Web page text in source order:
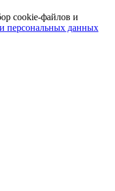
cookie-файлов и
персональных данных